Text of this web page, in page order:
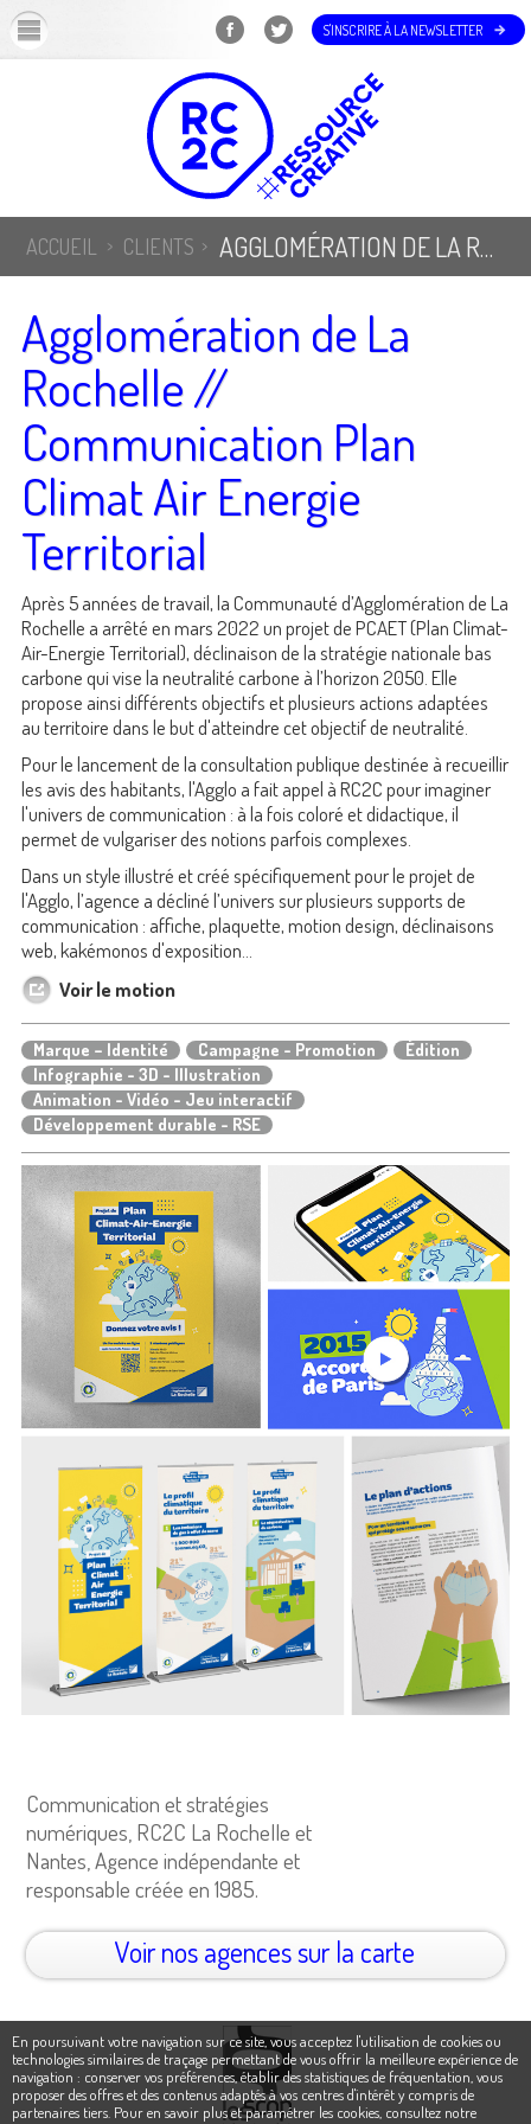
S'INSCRIRE À LA NEWSLETTER
ACCUEIL CLIENTS AGGLOMÉRATION DE LA ROCHELLE // COMMUNICATION PLAN CLIMAT AIR ENERGIE TERRITORIAL
Agglomération de La
Rochelle //
Communication Plan
Climat Air Energie
Territorial
Après 5 années de travail, la Communauté d’Agglomération de La
Rochelle a arrêté en mars 2022 un projet de PCAET (Plan Climat-
Air-Energie Territorial), déclinaison de la stratégie nationale bas
carbone qui vise la neutralité carbone à l’horizon 2050. Elle
propose ainsi différents objectifs et plusieurs actions adaptées
au territoire dans le but d'atteindre cet objectif de neutralité.
Pour le lancement de la consultation publique destinée à recueillir
les avis des habitants, l'Agglo a fait appel à RC2C pour imaginer
l'univers de communication : à la fois coloré et didactique, il
permet de vulgariser des notions parfois complexes.
Dans un style illustré et créé spécifiquement pour le projet de
l'Agglo, l’agence a décliné l’univers sur plusieurs supports de
communication : affiche, plaquette, motion design, déclinaisons
web, kakémonos d'exposition...
Voir le motion
Marque – Identité Campagne - Promotion
Édition
Infographie - 3D - Illustration
Animation - Vidéo - Jeu interactif
Développement durable - RSE
Communication et stratégies
numériques, RC2C La Rochelle et
Nantes, Agence indépendante et
responsable créée en 1985.
Voir nos agences sur la carte
En poursuivant votre navigation sur ce site, vous acceptez l'utilisation de cookies ou
technologies similaires de traçage permettant de vous offrir la meilleure expérience de
navigation : conserver vos préférences, établir des statistiques de fréquentation, vous
proposer des offres et des contenus adaptés à vos centres d'intérêt y compris de
partenaires tiers. Pour en savoir plus et paramétrer les cookies, consultez notre